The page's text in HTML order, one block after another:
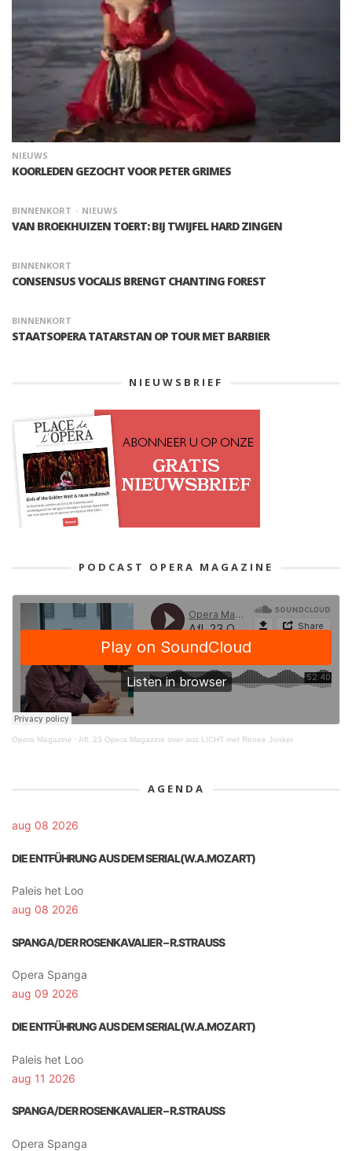
NIEUWS
KOORLEDEN GEZOCHT VOOR PETER GRIMES
BINNENKORT NIEUWS
VAN BROEKHUIZEN TOERT: BIJ TWIJFEL HARD ZINGEN
BINNENKORT
CONSENSUS VOCALIS BRENGT CHANTING FOREST
BINNENKORT
STAATSOPERA TATARSTAN OP TOUR MET BARBIER
NIEUWSBRIEF
PODCAST OPERA MAGAZINE
Opera Magazine · Afl. 23 Opera Magazine over aus LICHT met Renee Jonker
AGENDA
aug 08 2026
DIE ENTFÜHRUNG AUS DEM SERIAL(W.A.MOZART)
Paleis het Loo
aug 08 2026
SPANGA/DER ROSENKAVALIER – R.STRAUSS
Opera Spanga
aug 09 2026
DIE ENTFÜHRUNG AUS DEM SERIAL(W.A.MOZART)
Paleis het Loo
aug 11 2026
SPANGA/DER ROSENKAVALIER – R.STRAUSS
Opera Spanga